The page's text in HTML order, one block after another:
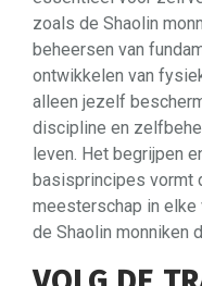
zoals de Shaolin
beheersen van
ontwikkelen van
alleen jezelf
discipline en
leven. Het begrijpen
basisprincipes vormt
meesterschap in elke
de Shaolin monniken